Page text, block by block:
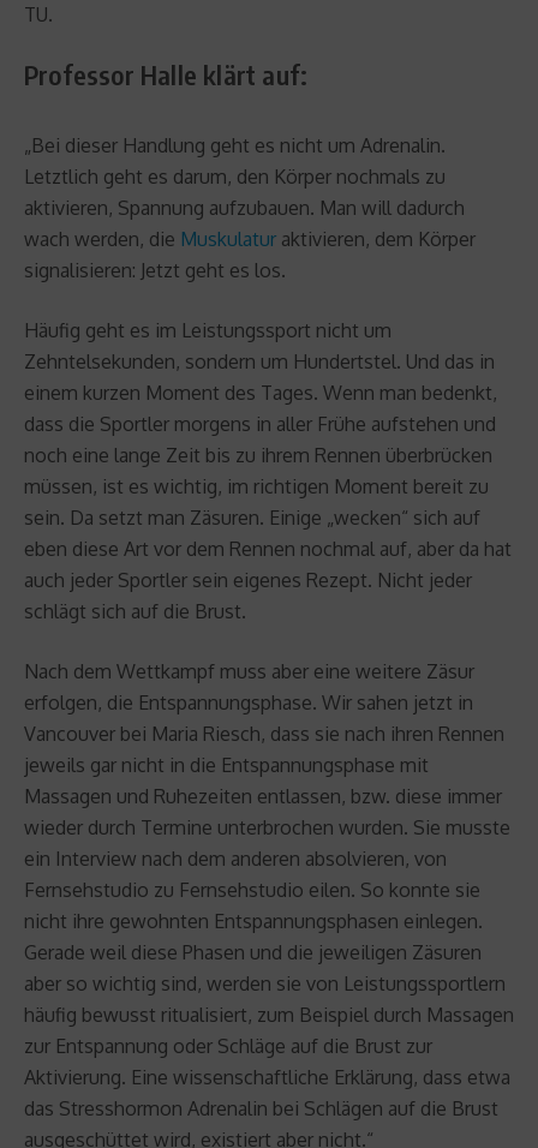
TU.
Professor Halle klärt auf:
„Bei dieser Handlung geht es nicht um Adrenalin.
Letztlich geht es darum, den Körper nochmals zu
aktivieren, Spannung aufzubauen. Man will dadurch
wach werden, die Muskulatur aktivieren, dem Körper
signalisieren: Jetzt geht es los.
Häufig geht es im Leistungssport nicht um
Zehntelsekunden, sondern um Hundertstel. Und das in
einem kurzen Moment des Tages. Wenn man bedenkt,
dass die Sportler morgens in aller Frühe aufstehen und
noch eine lange Zeit bis zu ihrem Rennen überbrücken
müssen, ist es wichtig, im richtigen Moment bereit zu
sein. Da setzt man Zäsuren. Einige „wecken“ sich auf
eben diese Art vor dem Rennen nochmal auf, aber da hat
auch jeder Sportler sein eigenes Rezept. Nicht jeder
schlägt sich auf die Brust.
Nach dem Wettkampf muss aber eine weitere Zäsur
erfolgen, die Entspannungsphase. Wir sahen jetzt in
Vancouver bei Maria Riesch, dass sie nach ihren Rennen
jeweils gar nicht in die Entspannungsphase mit
Massagen und Ruhezeiten entlassen, bzw. diese immer
wieder durch Termine unterbrochen wurden. Sie musste
ein Interview nach dem anderen absolvieren, von
Fernsehstudio zu Fernsehstudio eilen. So konnte sie
nicht ihre gewohnten Entspannungsphasen einlegen.
Gerade weil diese Phasen und die jeweiligen Zäsuren
aber so wichtig sind, werden sie von Leistungssportlern
häufig bewusst ritualisiert, zum Beispiel durch Massagen
zur Entspannung oder Schläge auf die Brust zur
Aktivierung. Eine wissenschaftliche Erklärung, dass etwa
das Stresshormon Adrenalin bei Schlägen auf die Brust
ausgeschüttet wird, existiert aber nicht.“